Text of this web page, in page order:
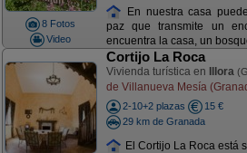
8 Fotos
Video
En nuestra casa
paz que transmite un
encuentra la casa, un
Cortijo La Roca
Vivienda turística en Illora
de Villanueva Mesía
2-10+2 plazas
15 €
29 km de Granada
El Cortijo La Roca está